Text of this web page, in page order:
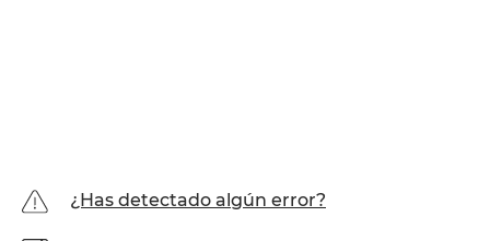
¿Has detectado algún error?